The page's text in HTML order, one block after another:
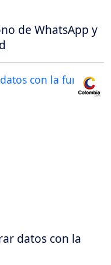
de WhatsApp y
datos con la